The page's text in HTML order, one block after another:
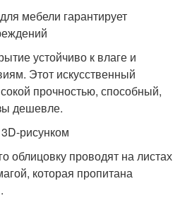
мебели гарантирует
устойчиво к влаге и
Этот искусственный
прочностью, способный,
дешевле.
рисунком
облицовку проводят на листах
которая пропитана